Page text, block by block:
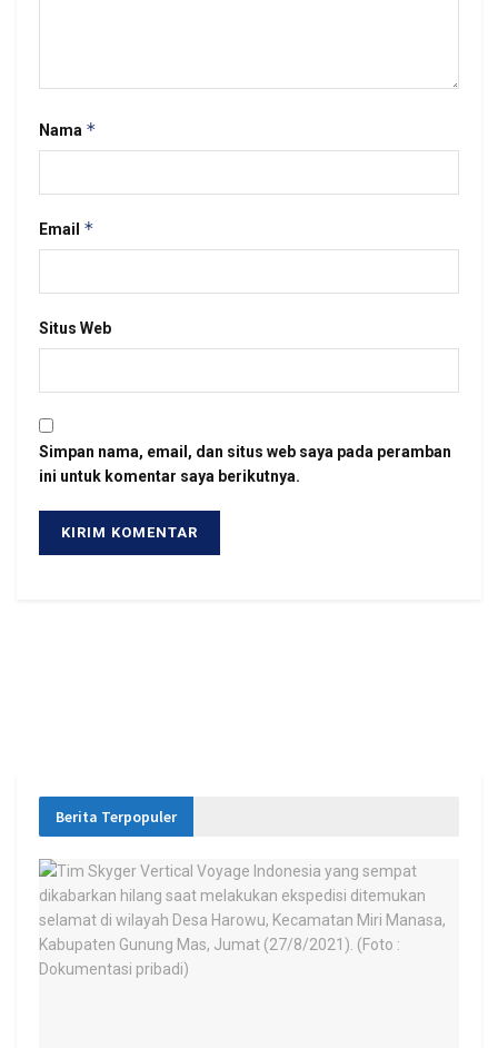
Nama *
Email *
Situs Web
Simpan nama, email, dan situs web saya pada peramban
ini untuk komentar saya berikutnya.
Berita Terpopuler